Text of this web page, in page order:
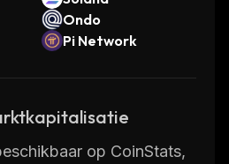
Ondo
Pi Network
op CoinStats,